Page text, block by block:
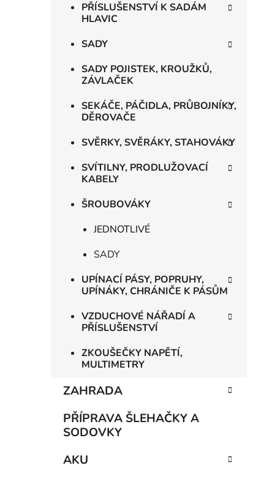
PŘÍSLUŠENSTVÍ K SADÁM
HLAVIC
SADY
SADY POJISTEK, KROUŽKŮ,
ZÁVLAČEK
SEKÁČE, PÁČIDLA, PRŮBOJNÍKY,
DĚROVAČE
SVĚRKY, SVĚRÁKY, STAHOVÁKY
SVÍTILNY, PRODLUŽOVACÍ
KABELY
ŠROUBOVÁKY
JEDNOTLIVÉ
SADY
UPÍNACÍ PÁSY, POPRUHY,
UPÍNÁKY, CHRÁNIČE K PÁSŮM
VZDUCHOVÉ NÁŘADÍ A
PŘÍSLUŠENSTVÍ
ZKOUŠEČKY NAPĚTÍ,
MULTIMETRY
ZAHRADA
PŘÍPRAVA ŠLEHAČKY A
SODOVKY
AKU